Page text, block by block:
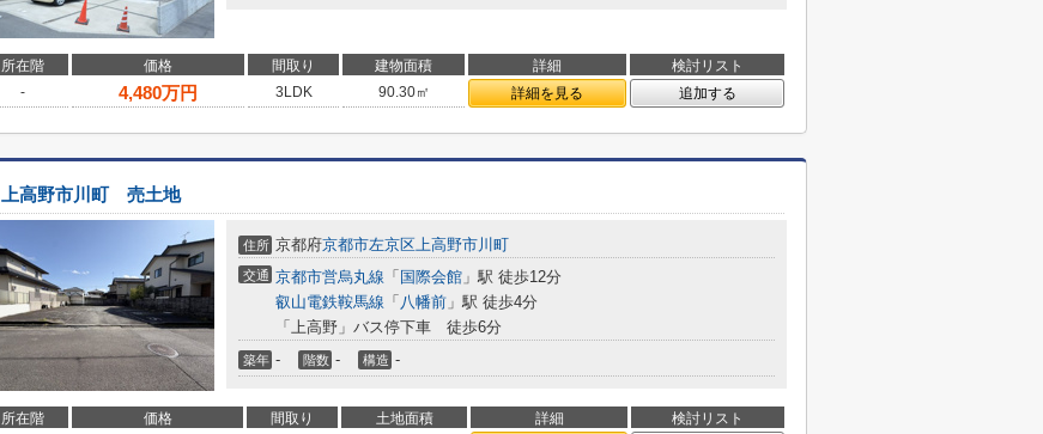
所在階 価格 間取り 建物面積 詳細
検討リスト
-
4,480万円 3LDK 90.30㎡ 詳細を見る 追加する
上高野市川町 売土地
住所 京都府京都市左京区上高野市川町
交通 京都市営烏丸線 「 国際会館 」駅 徒歩12分
叡山電鉄鞍馬線 「 八幡前 」駅 徒歩4分
「上高野」バス停下車 徒歩6分
築年 - 階数 - 構造 -
所在階 価格 間取り 土地面積 詳細
検討リスト